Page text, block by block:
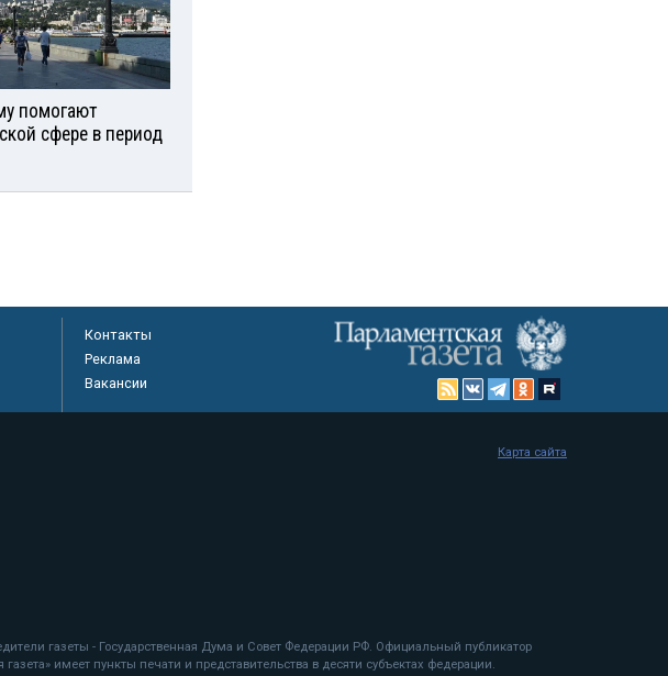
помогают
сфере в период
Контакты
Реклама
Вакансии
газеты - Государственная Дума и Совет Федерации РФ. Официальный публикатор
имеет пункты печати и представительства в десяти субъектах федерации.
Карта сайта